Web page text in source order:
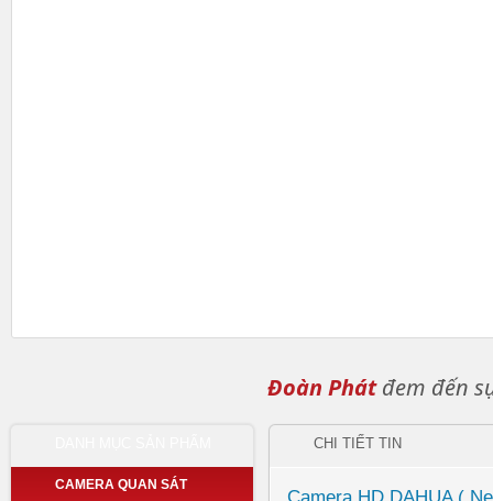
Đoàn Phátđem đến
CAMERA QUAN SÁT
CHI TIẾT TIN